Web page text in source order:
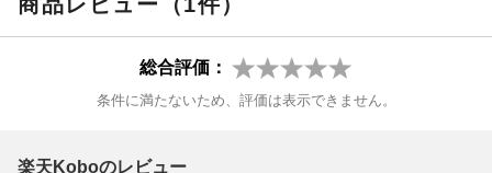
■こんな方におすすめ
・Raspberry Piに興味があって購入したホビーユーザー
・Raspberry Piをとりあえず買ってみたが使いみちが思いつかな
総合評価：
条件に満たないため、評価は表示できません。
楽天Koboのレビュー